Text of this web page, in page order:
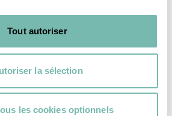
Tout autoriser
la sélection
les cookies optionnels
dans notre atelier
menuiserie, incarne
son assise en bois de
récupération massif et
ses deux pièces